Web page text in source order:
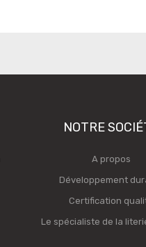
NOTRE
A propos
Développement
Certification
Le spécialiste de la